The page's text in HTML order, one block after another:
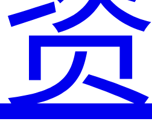
资